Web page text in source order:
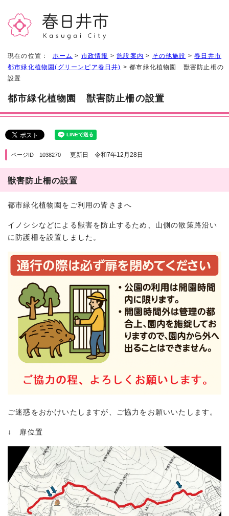
現在の位置： ホーム > 市政情報 >施設案内 > その他施設 >春日井市
都市緑化植物園(グリーンピア春日井) > 都市緑化植物園 獣害防止柵の
設置
都市緑化植物園 獣害防止柵の設置
ページID 1038270 更新日 令和7年12月28日
獣害防止柵の設置
都市緑化植物園をご利用の皆さまへ
イノシシなどによる獣害を防止するため、山側の散策路沿い
に防護柵を設置しました。
ご迷惑をおかけいたしますが、ご協力をお願いいたします。
↓ 扉位置